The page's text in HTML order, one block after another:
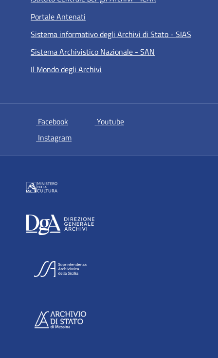
Portale Antenati
Sistema informativo degli Archivi di Stato - SIAS
Sistema Archivistico Nazionale - SAN
Il Mondo degli Archivi
Facebook si apre in una nuova scheda
Youtubesi apre in una nuova scheda
Instagramsi apre in una nuova scheda